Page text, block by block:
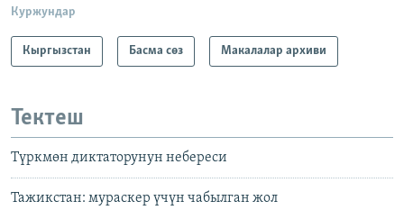
Куржундар
Кыргызстан Басма сөз Макалалар архиви
Тектеш
Түркмөн диктаторунун небереси
Тажикстан: мураскер үчүн чабылган жол